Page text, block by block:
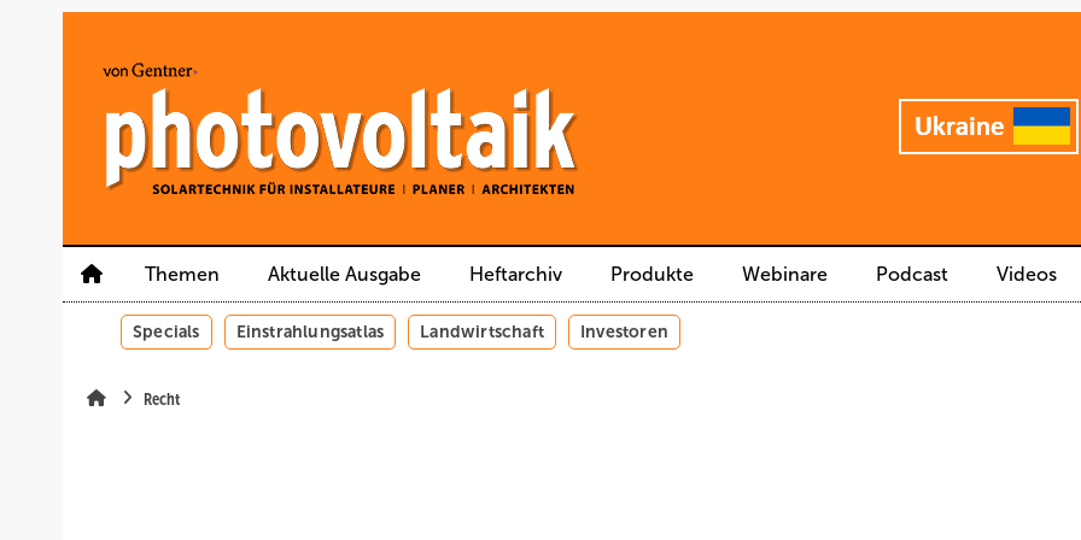
Themen Aktuelle Ausgabe Heftarchiv Produkte Webinare Podcast Videos
Specials Einstrahlungsatlas Landwirtschaft Investoren
Recht